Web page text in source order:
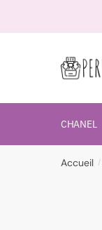
CHANEL
Accueil /